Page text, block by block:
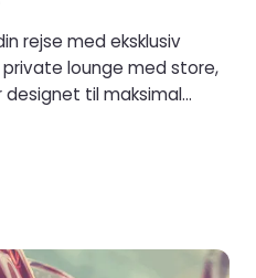
rejse med eksklusiv
lounge med store,
til maksimal